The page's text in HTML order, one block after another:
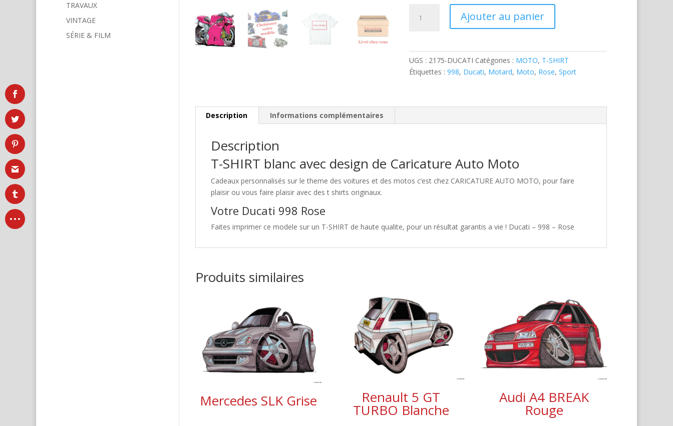
Ajouter au panier
UGS : 2175-DUCATI Catégories : MOTO, T-SHIRT
Étiquettes :998, Ducati, Motard, Moto, Rose,Sport
Description Informations complémentaires
Description
T-SHIRT blanc avec design de Caricature Auto Moto
Cadeaux personnalisés sur le theme des voitures et des motos c’est chez CARICATURE AUTO MOTO, pour faire
plaisir ou vous faire plaisir avec des t shirts originaux.
Votre Ducati 998 Rose
Faites imprimer ce modele sur un T-SHIRT de haute qualite, pour un résultat garantis a vie ! Ducati – 998 – Rose
Produits similaires
Mercedes SLK Grise Renault 5 GT
TURBO Blanche
Audi A4 BREAK
Rouge
TRAVAUX
VINTAGE
SÉRIE & FILM